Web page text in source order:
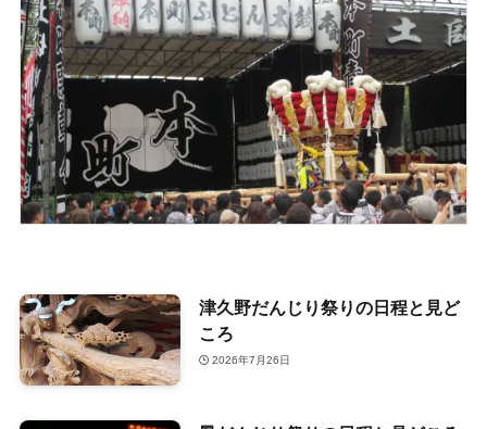
津久野だんじり祭りの日程と見ど
ころ
2026年7月26日